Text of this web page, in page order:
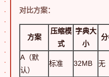
对比方案：
方案
压缩模
式
字典大
小
A（默
认）
标准 32MB 无